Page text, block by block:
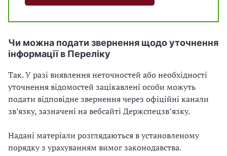
Чи можна подати звернення щодо уточнення
інформації в Переліку
Так. У разі виявлення неточностей або необхідності
уточнення відомостей зацікавлені особи можуть
подати відповідне звернення через офіційні канали
зв’язку, зазначені на вебсайті Держспецзвʼязку.
Надані матеріали розглядаються в установленому
порядку з урахуванням вимог законодавства.